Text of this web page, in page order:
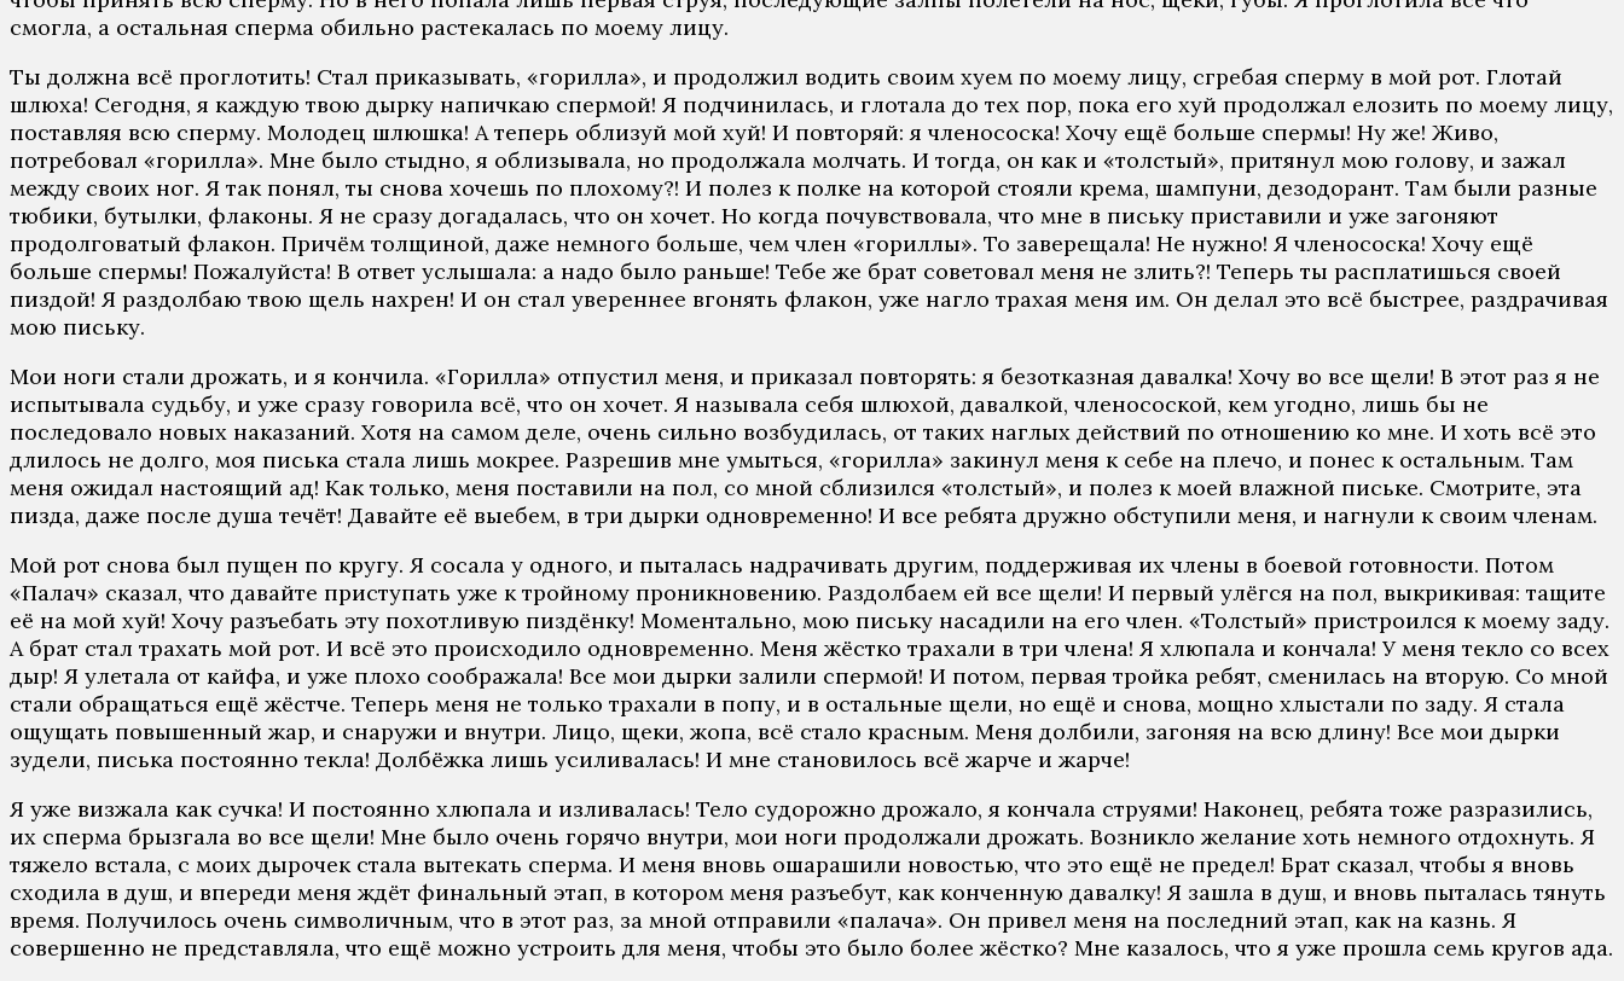
смогла, а остальная сперма обильно растекалась по моему лицу.
Ты должна всё проглотить! Стал приказывать, «горилла», и продолжил водить своим хуем по моему лицу, сгребая сперму в мой рот. Глотай
шлюха! Сегодня, я каждую твою дырку напичкаю спермой! Я подчинилась, и глотала до тех пор, пока его хуй продолжал елозить по моему лицу,
поставляя всю сперму. Молодец шлюшка! А теперь облизуй мой хуй! И повторяй: я членососка! Хочу ещё больше спермы! Ну же! Живо,
потребовал «горилла». Мне было стыдно, я облизывала, но продолжала молчать. И тогда, он как и «толстый», притянул мою голову, и зажал
между своих ног. Я так понял, ты снова хочешь по плохому?! И полез к полке на которой стояли крема, шампуни, дезодорант. Там были разные
тюбики, бутылки, флаконы. Я не сразу догадалась, что он хочет. Но когда почувствовала, что мне в письку приставили и уже загоняют
продолговатый флакон. Причём толщиной, даже немного больше, чем член «гориллы». То заверещала! Не нужно! Я членососка! Хочу ещё
больше спермы! Пожалуйста! В ответ услышала: а надо было раньше! Тебе же брат советовал меня не злить?! Теперь ты расплатишься своей
пиздой! Я раздолбаю твою щель нахрен! И он стал увереннее вгонять флакон, уже нагло трахая меня им. Он делал это всё быстрее, раздрачивая
мою письку.
Мои ноги стали дрожать, и я кончила. «Горилла» отпустил меня, и приказал повторять: я безотказная давалка! Хочу во все щели! В этот раз я не
испытывала судьбу, и уже сразу говорила всё, что он хочет. Я называла себя шлюхой, давалкой, членосоской, кем угодно, лишь бы не
последовало новых наказаний. Хотя на самом деле, очень сильно возбудилась, от таких наглых действий по отношению ко мне. И хоть всё это
длилось не долго, моя писька стала лишь мокрее. Разрешив мне умыться, «горилла» закинул меня к себе на плечо, и понес к остальным. Там
меня ожидал настоящий ад! Как только, меня поставили на пол, со мной сблизился «толстый», и полез к моей влажной письке. Смотрите, эта
пизда, даже после душа течёт! Давайте её выебем, в три дырки одновременно! И все ребята дружно обступили меня, и нагнули к своим членам.
Мой рот снова был пущен по кругу. Я сосала у одного, и пыталась надрачивать другим, поддерживая их члены в боевой готовности. Потом
«Палач» сказал, что давайте приступать уже к тройному проникновению. Раздолбаем ей все щели! И первый улёгся на пол, выкрикивая: тащите
её на мой хуй! Хочу разъебать эту похотливую пиздёнку! Моментально, мою письку насадили на его член. «Толстый» пристроился к моему заду.
А брат стал трахать мой рот. И всё это происходило одновременно. Меня жёстко трахали в три члена! Я хлюпала и кончала! У меня текло со всех
дыр! Я улетала от кайфа, и уже плохо соображала! Все мои дырки залили спермой! И потом, первая тройка ребят, сменилась на вторую. Со мной
стали обращаться ещё жёстче. Теперь меня не только трахали в попу, и в остальные щели, но ещё и снова, мощно хлыстали по заду. Я стала
ощущать повышенный жар, и снаружи и внутри. Лицо, щеки, жопа, всё стало красным. Меня долбили, загоняя на всю длину! Все мои дырки
зудели, писька постоянно текла! Долбёжка лишь усиливалась! И мне становилось всё жарче и жарче!
Я уже визжала как сучка! И постоянно хлюпала и изливалась! Тело судорожно дрожало, я кончала струями! Наконец, ребята тоже разразились,
их сперма брызгала во все щели! Мне было очень горячо внутри, мои ноги продолжали дрожать. Возникло желание хоть немного отдохнуть. Я
тяжело встала, с моих дырочек стала вытекать сперма. И меня вновь ошарашили новостью, что это ещё не предел! Брат сказал, чтобы я вновь
сходила в душ, и впереди меня ждёт финальный этап, в котором меня разъебут, как конченную давалку! Я зашла в душ, и вновь пыталась тянуть
время. Получилось очень символичным, что в этот раз, за мной отправили «палача». Он привел меня на последний этап, как на казнь. Я
совершенно не представляла, что ещё можно устроить для меня, чтобы это было более жёстко? Мне казалось, что я уже прошла семь кругов ада.